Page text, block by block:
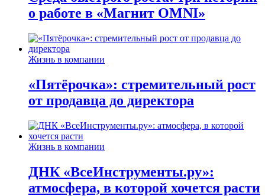
о работе в «Магнит OMNI»
Жизнь в компании
«Пятёрочка»: стремительный рост
от продавца до директора
Жизнь в компании
ДНК «ВсеИнструменты.ру»:
атмосфера, в которой хочется расти